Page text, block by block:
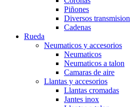
Piñones
Diversos transmision
Cadenas
Rueda
Neumaticos y accesorios
Neumaticos
Neumaticos a talon
Camaras de aire
Llantas y accesorios
Llantas cromadas
Jantes inox